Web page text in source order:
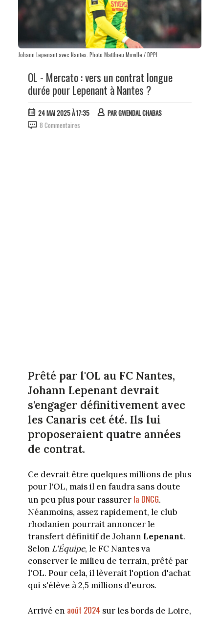
Johann Lepenant avec Nantes. Photo Matthieu Mirville / DPPI
OL - Mercato : vers un contrat longue
durée pour Lepenant à Nantes ?
24 MAI 2025 À 17:35 PARGWENDAL CHABAS
8 Commentaires
Prêté par l'OL au FC Nantes,
Johann Lepenant devrait
s'engager définitivement avec
les Canaris cet été. Ils lui
proposeraient quatre années
de contrat.
Ce devrait être quelques millions de plus
pour l'OL, mais il en faudra sans doute
un peu plus pour rassurer la DNCG.
Néanmoins, assez rapidement, le club
rhodanien pourrait annoncer le
transfert définitif de Johann Lepenant.
Selon L'Équipe, le FC Nantes va
conserver le milieu de terrain, prêté par
l'OL. Pour cela, il lèverait l'option d'achat
qui s'élève à 2,5 millions d'euros.
Arrivé en août 2024sur les bords de Loire,